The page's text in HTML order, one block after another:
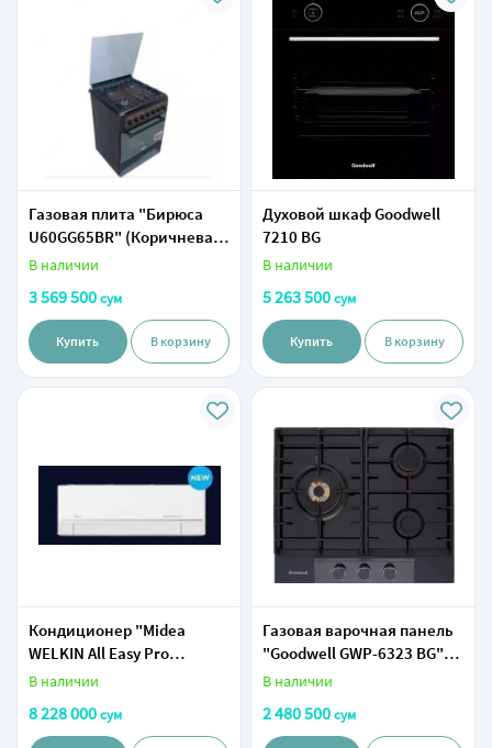
Газовая плита "Бирюса
U60GG65BR" (Коричневая)
60 х 60 см
В наличии
3 569 500сум
Купить В корзину
Духовой шкаф Goodwell
7210 BG
В наличии
5 263 500сум
Купить В корзину
Кондиционер "Midea
WELKIN All Easy Pro
inverter" (09) Белый
В наличии
8 228 000сум
Газовая варочная панель
"Goodwell GWP-6323 BG"
(Черная)
В наличии
2 480 500сум